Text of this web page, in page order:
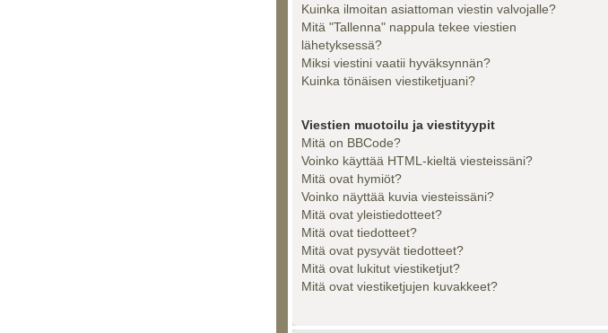
Kuinka ilmoitan asiattoman viestin valvojalle?
Mitä "Tallenna" nappula tekee viestien
lähetyksessä?
Miksi viestini vaatii hyväksynnän?
Kuinka tönäisen viestiketjuani?
Viestien muotoilu ja viestityypit
Mitä on BBCode?
Voinko käyttää HTML-kieltä viesteissäni?
Mitä ovat hymiöt?
Voinko näyttää kuvia viesteissäni?
Mitä ovat yleistiedotteet?
Mitä ovat tiedotteet?
Mitä ovat pysyvät tiedotteet?
Mitä ovat lukitut viestiketjut?
Mitä ovat viestiketjujen kuvakkeet?